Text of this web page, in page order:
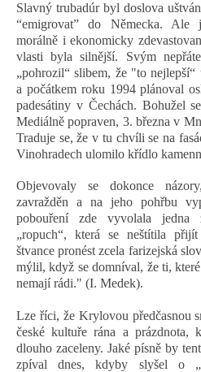
Slavný trubadúr byl doslova
“emigrovat” do Německa. Ale
morálně i ekonomicky
vlasti byla silnější. Svým
„pohrozil“ slibem, že "to nejlepší“
a počátkem roku 1994 plánoval
padesátiny v Čechách. Bohužel
Mediálně popraven, 3. března v
Traduje se, že v tu chvíli se na
Vinohradech ulomilo křídlo
Objevovaly se dokonce
zavražděn a na jeho pohřbu
pobouření zde vyvolala jedna
„ropuch“, která se neštítila
štvance pronést zcela farizejská
mýlil, když se domníval, že ti,
nemají rádi." (I. Medek).
Lze říci, že Krylovou předčasnou
české kultuře rána a prázdnota,
dlouho zaceleny. Jaké písně by
zpíval dnes, kdyby slyšel o